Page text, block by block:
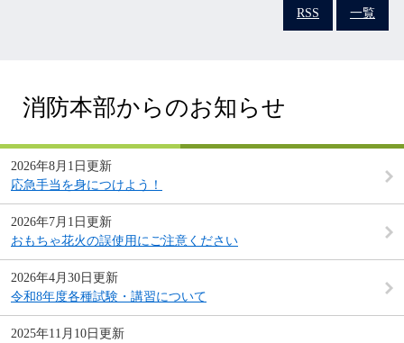
RSS 一覧
消防本部からのお知らせ
2026年8月1日更新
応急手当を身につけよう！
2026年7月1日更新
おもちゃ花火の誤使用にご注意ください
2026年4月30日更新
令和8年度各種試験・講習について
2025年11月10日更新